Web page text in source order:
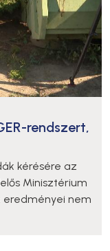
rendszert,
kérésére az
Minisztérium
eredményei nem